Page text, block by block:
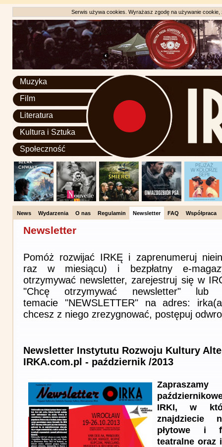
Serwis używa cookies. Wyrażasz zgodę na używanie
Muzyka
Film
Literatura
Kultura i Sztuka
Społeczność
News Wydarzenia O nas Regulamin Newsletter FAQ Współpraca
Newsletter
Pomóż rozwijać IRKĘ i zaprenumeruj
raz w miesiącu) i bezpłatny e-
otrzymywać newsletter, zarejestruj się w
"Chcę otrzymywać newsletter"
temacie "NEWSLETTER" na adres:
chcesz z niego zrezygnować, postępuj
Newsletter Instytutu Rozwoju Kultury
IRKA.com.pl - październik /2013
IRKI, w
znajdziecie
płytowe i
teatralne oraz